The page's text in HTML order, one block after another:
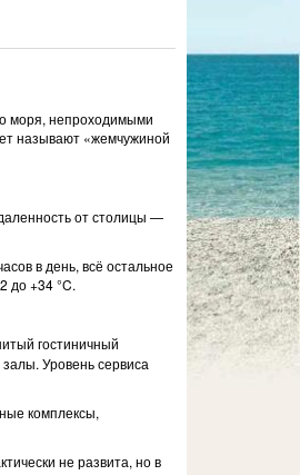
моря, непроходимыми
называют «жемчужиной
от столицы —
в день, всё остальное
до +34 °C.
гостиничный
Уровень сервиса
комплексы,
не развита, но в